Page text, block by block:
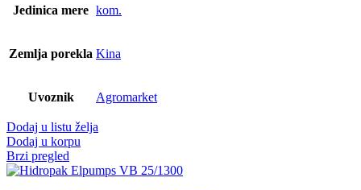
Jedinica mere kom.
Zemlja porekla Kina
Uvoznik Agromarket
Dodaj u listu želja
Dodaj u korpu
Brzi pregled